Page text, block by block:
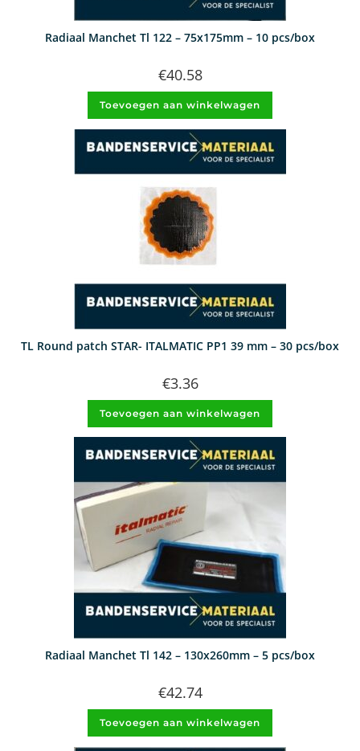
Radiaal Manchet Tl 122 – 75x175mm – 10 pcs/box
€40.58
Toevoegen aan winkelwagen
TL Round patch STAR- ITALMATIC PP1 39 mm – 30 pcs/box
€3.36
Toevoegen aan winkelwagen
Radiaal Manchet Tl 142 – 130x260mm – 5 pcs/box
€42.74
Toevoegen aan winkelwagen